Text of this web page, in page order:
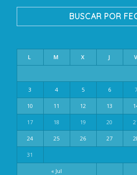
BUSCAR POR
L M X J V
« Jul
3 4 5 6 7
10 11 12 13
17 18 19 20
24 25 26 27
31